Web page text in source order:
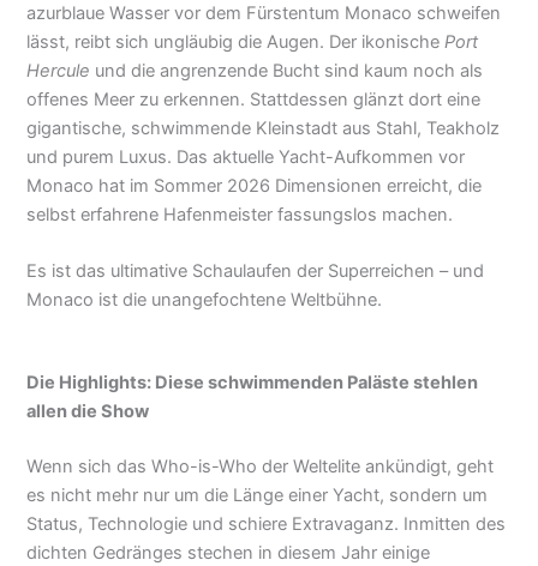
azurblaue Wasser vor dem Fürstentum Monaco schweifen
lässt, reibt sich ungläubig die Augen. Der ikonischePort
Hercule und die angrenzende Bucht sind kaum noch als
offenes Meer zu erkennen. Stattdessen glänzt dort eine
gigantische, schwimmende Kleinstadt aus Stahl, Teakholz
und purem Luxus. Das aktuelle Yacht-Aufkommen vor
Monaco hat im Sommer 2026 Dimensionen erreicht, die
selbst erfahrene Hafenmeister fassungslos machen.
Es ist das ultimative Schaulaufen der Superreichen – und
Monaco ist die unangefochtene Weltbühne.
Die Highlights: Diese schwimmenden Paläste stehlen
allen die Show
Wenn sich das Who-is-Who der Weltelite ankündigt, geht
es nicht mehr nur um die Länge einer Yacht, sondern um
Status, Technologie und schiere Extravaganz. Inmitten des
dichten Gedränges stechen in diesem Jahr einige